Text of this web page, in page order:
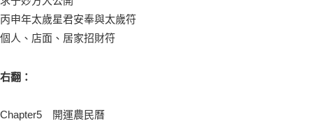
丙申年太歲星君安奉與太歲符
個人、店面、居家招財符
右翻：
Chapter5 開運農民曆